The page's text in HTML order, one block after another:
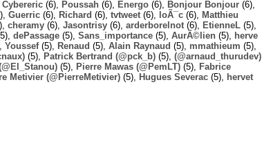
Cybereric (6), Poussah (6), Energo (6), Bonjour Bonjour (6),
Guerric (6), Richard (6), tvtweet (6), loÃ¯c (6),
Matthieu
cheramy (6), Jasontrisy (6), arderborelnot (6), EtienneL (5),
dePassage (5), Sans_importance (5), AurÃ©lien (5),
herve
Youssef(5), Renaud (5), Alain Raynaud (5), mmathieum (5),
(5), Patrick Bertrand (@pck_b) (5), (@arnaud_thurudev)
(5), Pierre Mawas (@PemLT) (5),
Fabrice
Metivier (@PierreMetivier) (5), Hugues Severac (5),
hervet